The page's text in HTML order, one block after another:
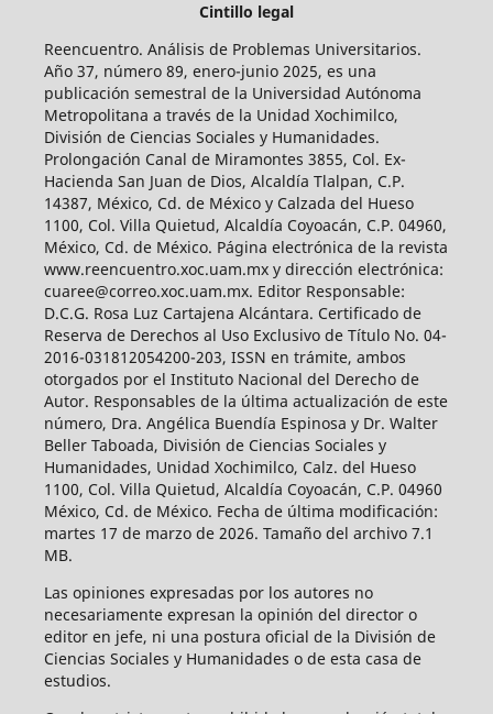
Cintillo legal
Reencuentro. Análisis de Problemas Universitarios.
Año 37, número 89, enero-junio 2025, es una
publicación semestral de la Universidad Autónoma
Metropolitana a través de la Unidad Xochimilco,
División de Ciencias Sociales y Humanidades.
Prolongación Canal de Miramontes 3855, Col. Ex-
Hacienda San Juan de Dios, Alcaldía Tlalpan, C.P.
14387, México, Cd. de México y Calzada del Hueso
1100, Col. Villa Quietud, Alcaldía Coyoacán, C.P. 04960,
México, Cd. de México. Página electrónica de la revista
www.reencuentro.xoc.uam.mx y dirección electrónica:
cuaree@correo.xoc.uam.mx. Editor Responsable:
D.C.G. Rosa Luz Cartajena Alcántara. Certificado de
Reserva de Derechos al Uso Exclusivo de Título No. 04-
2016-031812054200-203, ISSN en trámite, ambos
otorgados por el Instituto Nacional del Derecho de
Autor. Responsables de la última actualización de este
número, Dra. Angélica Buendía Espinosa y Dr. Walter
Beller Taboada, División de Ciencias Sociales y
Humanidades, Unidad Xochimilco, Calz. del Hueso
1100, Col. Villa Quietud, Alcaldía Coyoacán, C.P. 04960
México, Cd. de México. Fecha de última modificación:
martes 17 de marzo de 2026. Tamaño del archivo 7.1
MB.
Las opiniones expresadas por los autores no
necesariamente expresan la opinión del director o
editor en jefe, ni una postura oficial de la División de
Ciencias Sociales y Humanidades o de esta casa de
estudios.